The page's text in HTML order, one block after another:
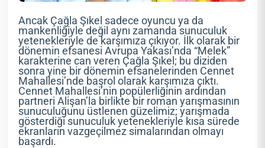
Ancak Çağla Şıkel sadece oyuncu ya da
mankenliğiyle değil aynı zamanda sunuculuk
yetenekleriyle de karşımıza çıkıyor. İlk olarak bir
dönemin efsanesi Avrupa Yakası’nda “Melek”
karakterine can veren Çağla Şıkel; bu diziden
sonra yine bir dönemin efsanelerinden Cennet
Mahallesi’nde başrol olarak karşımıza çıktı.
Cennet Mahallesi’nin popülerliğinin ardından
partneri Alişan’la birlikte bir roman yarışmasının
sunuculuğunu üstlenen güzelimiz; yarışmada
gösterdiği sunuculuk yetenekleriyle kısa sürede
ekranların vazgeçilmez simalarından olmayı
başardı.